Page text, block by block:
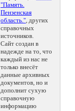
"Память.
Пензенская
область.", других
справочных
источников.
Сайт создан в
надежде на то, что
каждый из нас не
только внесёт
данные архивных
документов, но и
дополнит сухую
справочную
информацию